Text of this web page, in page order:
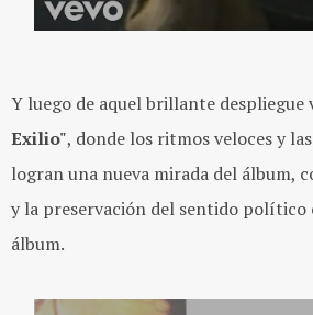
Y luego de aquel brillante despliegue
Exilio", donde los ritmos veloces y
logran una nueva mirada del álbum,
y la preservación del sentido político
álbum.